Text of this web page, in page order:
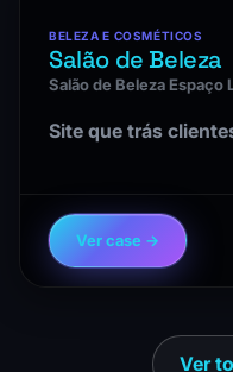
BELEZA E COSMÉTICOS
Salão de Beleza
Salão de Beleza Espaço
Site que trás
Ver case →
Ver